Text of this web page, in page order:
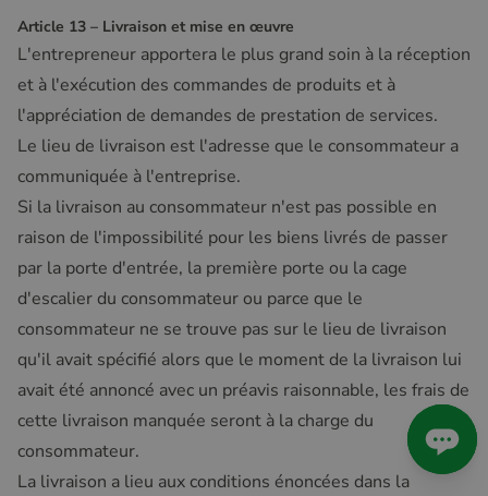
Article 13 – Livraison et mise en œuvre
L'entrepreneur apportera le plus grand soin à la réception
et à l'exécution des commandes de produits et à
l'appréciation de demandes de prestation de services.
Le lieu de livraison est l'adresse que le consommateur a
communiquée à l'entreprise.
Si la livraison au consommateur n'est pas possible en
raison de l'impossibilité pour les biens livrés de passer
par la porte d'entrée, la première porte ou la cage
d'escalier du consommateur ou parce que le
consommateur ne se trouve pas sur le lieu de livraison
qu'il avait spécifié alors que le moment de la livraison lui
avait été annoncé avec un préavis raisonnable, les frais de
cette livraison manquée seront à la charge du
consommateur.
La livraison a lieu aux conditions énoncées dans la